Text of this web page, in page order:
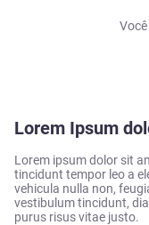
Lorem Ipsum
Lorem ipsum dolor sit
tincidunt tempor leo a
vehicula nulla non,
vestibulum tincidunt,
purus risus vitae justo.